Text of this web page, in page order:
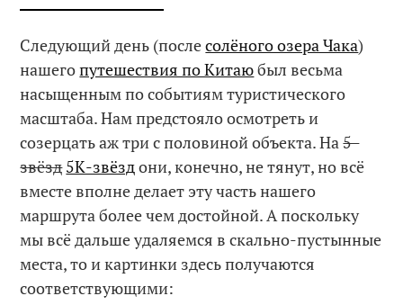
Следующий день (послесолёного озера Чака)
нашегопутешествия по Китаюбыл весьма
насыщенным по событиям туристического
масштаба. Нам предстояло осмотреть и
созерцать аж три с половиной объекта. На5-
звёзд5К-звёздони, конечно, не тянут, но всё
вместе вполне делает эту часть нашего
маршрута более чем достойной. А поскольку
мы всё дальше удаляемся в скально-пустынные
места, то и картинки здесь получаются
соответствующими: